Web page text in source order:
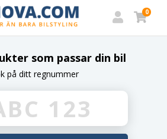
0
som passar din bil
på ditt regnummer